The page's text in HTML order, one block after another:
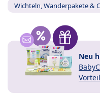
Wichteln, Wanderpakete &
Neu